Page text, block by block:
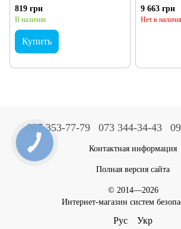
819 грн
В наличии
Купить
9 663 грн
Нет в
067 353-77-79 073 344-34-43
Контактная информация
Полная версия сайта
© 2014—2026
Интернет-магазин систем
Рус Укр